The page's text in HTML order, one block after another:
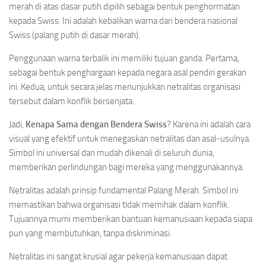
merah di atas dasar putih dipilih sebagai bentuk penghormatan
kepada Swiss. Ini adalah kebalikan warna dari bendera nasional
Swiss (palang putih di dasar merah).
Penggunaan warna terbalik ini memiliki tujuan ganda. Pertama,
sebagai bentuk penghargaan kepada negara asal pendiri gerakan
ini. Kedua, untuk secara jelas menunjukkan netralitas organisasi
tersebut dalam konflik bersenjata.
Jadi, Kenapa Sama dengan Bendera Swiss? Karena ini adalah cara
visual yang efektif untuk menegaskan netralitas dan asal-usulnya.
Simbol ini universal dan mudah dikenali di seluruh dunia,
memberikan perlindungan bagi mereka yang menggunakannya.
Netralitas adalah prinsip fundamental Palang Merah. Simbol ini
memastikan bahwa organisasi tidak memihak dalam konflik.
Tujuannya murni memberikan bantuan kemanusiaan kepada siapa
pun yang membutuhkan, tanpa diskriminasi.
Netralitas ini sangat krusial agar pekerja kemanusiaan dapat